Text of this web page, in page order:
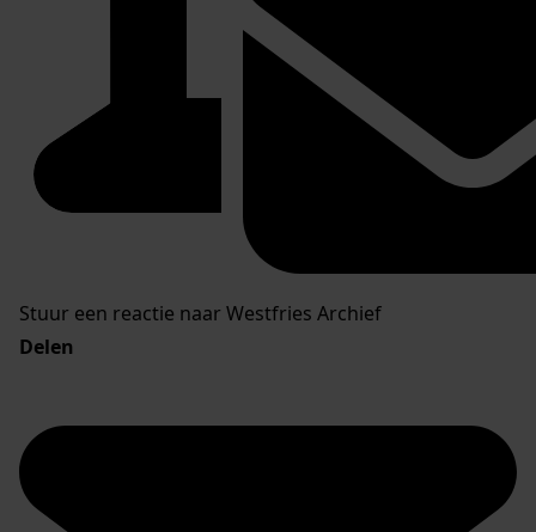
Stuur een reactie naar Westfries Archief
Delen